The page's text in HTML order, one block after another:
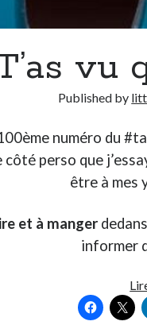
vu
Published by
numéro du
perso que
être à mes
et à manger
informer